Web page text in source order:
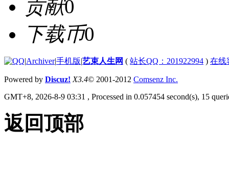
贡献0
下载币0
|Archiver|手机版|艺束人生网 ( 站长QQ：201922994 ) 在线
Powered by Discuz! X3.4© 2001-2012 Comsenz Inc.
GMT+8, 2026-8-9 03:31 , Processed in 0.057454 second(s), 15
返回顶部